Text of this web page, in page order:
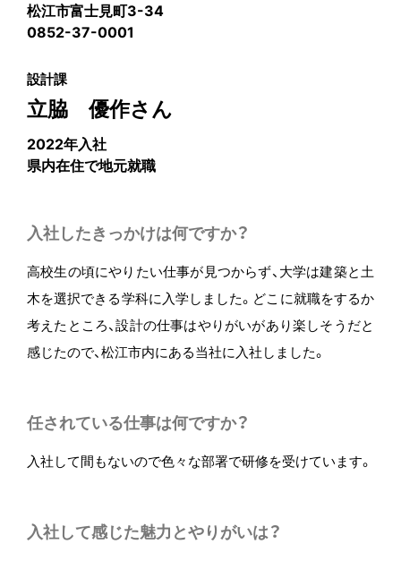
松江市富士見町3-34
0852-37-0001
設計課
立脇 優作さん
2022年入社
県内在住で地元就職
入社したきっかけは何ですか？
高校生の頃にやりたい仕事が見つからず、大学は建築と土
木を選択できる学科に入学しました。どこに就職をするか
考えたところ、設計の仕事はやりがいがあり楽しそうだと
感じたので、松江市内にある当社に入社しました。
任されている仕事は何ですか？
入社して間もないので色々な部署で研修を受けています。
入社して感じた魅力とやりがいは？